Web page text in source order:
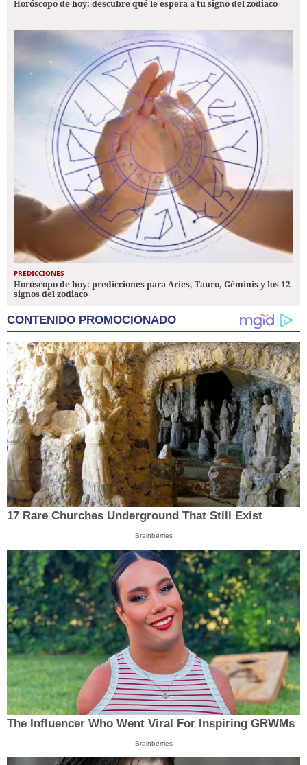
Horóscopo de hoy: descubre qué le espera a tu signo del zodiaco
PREDICCIONES
Horóscopo de hoy: predicciones para Aries, Tauro, Géminis y los 12
signos del zodiaco
CONTENIDO PROMOCIONADO
17 Rare Churches Underground That Still Exist
Brainberries
The Influencer Who Went Viral For Inspiring GRWMs
Brainberries